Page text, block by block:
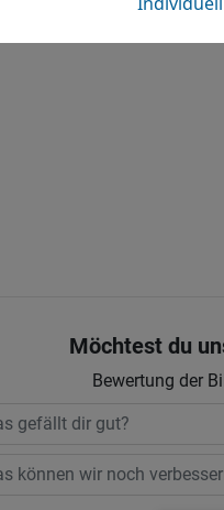
Möchtest du
Bewertung der